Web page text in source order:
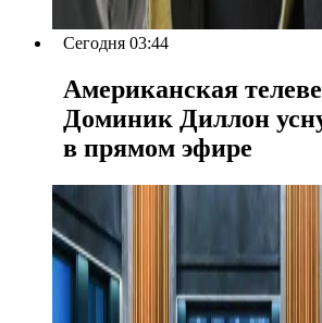
Сегодня 03:44
Американская
Доминик Диллон
в прямом эфире